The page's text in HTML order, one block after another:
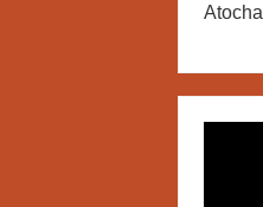
Atocha